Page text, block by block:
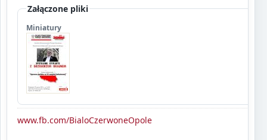
Załączone pliki
Miniatury
www.fb.com/BialoCzerwoneOpole